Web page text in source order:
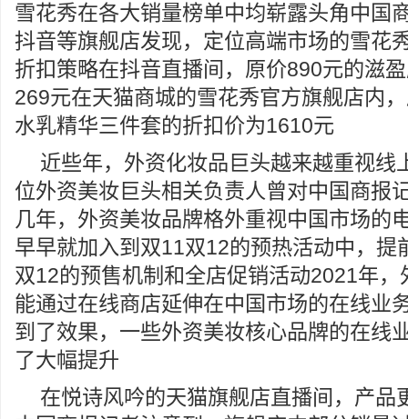
雪花秀在各大销量榜单中均崭露头角中国
抖音等旗舰店发现，定位高端市场的雪花
折扣策略在抖音直播间，原价890元的滋
269元在天猫商城的雪花秀官方旗舰店内
水乳精华三件套的折扣价为1610元
近些年，外资化妆品巨头越来越重视线
位外资美妆巨头相关负责人曾对中国商报
几年，外资美妆品牌格外重视中国市场的
早早就加入到双11双12的预热活动中，提
双12的预售机制和全店促销活动2021年
能通过在线商店延伸在中国市场的在线业
到了效果，一些外资美妆核心品牌的在线
了大幅提升
在悦诗风吟的天猫旗舰店直播间，产品